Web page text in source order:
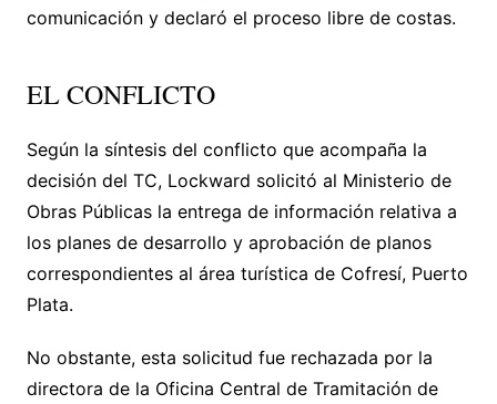
comunicación y declaró el proceso libre de costas.
EL CONFLICTO
Según la síntesis del conflicto que acompaña la
decisión del TC, Lockward solicitó al Ministerio de
Obras Públicas la entrega de información relativa a
los planes de desarrollo y aprobación de planos
correspondientes al área turística de Cofresí, Puerto
Plata.
No obstante, esta solicitud fue rechazada por la
directora de la Oficina Central de Tramitación de